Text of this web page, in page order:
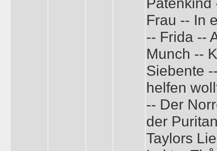
Frau -- In
-- Frida --
Munch --
Siebente
helfen
-- Der
der
Taylors